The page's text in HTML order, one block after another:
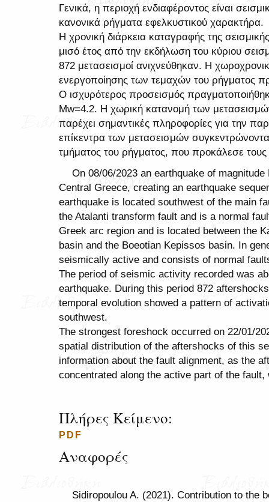
Γενικά, η περιοχή ενδιαφέροντος είναι
κανονικά ρήγματα εφελκυστικού χαρακτήρα.
Η χρονική διάρκεια καταγραφής της
μισό έτος από την εκδήλωση του κύριου
872 μετασεισμοί ανιχνεύθηκαν. Η
ενεργοποίησης των τεμαχών του ρήγματος
Ο ισχυρότερος προσεισμός
Μw=4.2. Η χωρική κατανομή των
παρέχει σημαντικές πληροφορίες για την
επίκεντρα των μετασεισμών
τμήματος του ρήγματος, που προκάλεσε τους
On 08/06/2023 an earthquake of
Central Greece, creating an earthquake
earthquake is located southwest of the main
the Atalanti transform fault and is a normal
Greek arc region and is located between the
basin and the Boeotian Kepissos basin. In
seismically active and consists of normal
The period of seismic activity recorded was
earthquake. During this period 872
temporal evolution showed a pattern of
southwest.
The strongest foreshock occurred on 22/01/
spatial distribution of the aftershocks of this
information about the fault alignment, as the
concentrated along the active part of the
Πλήρες Κείμενο:
PDF
Αναφορές
Sidiropoulou A. (2021). Contribution to the